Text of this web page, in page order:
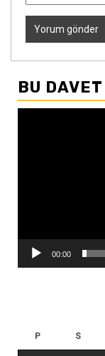
BU
00:00
P S